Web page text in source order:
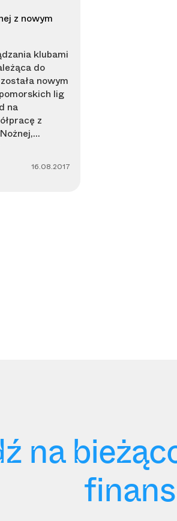
z nowym
klubami
do
nowym
lig
na
z
16.08.2017
na